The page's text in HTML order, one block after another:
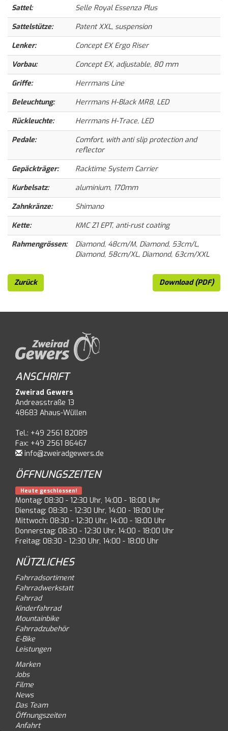
Sattel:
Selle Royal Essenza Plus
Sattelstütze:
Patent XXL, suspension
Lenker:
Concept EX Ergo Riser
Vorbau:
Concept EX, adjustable, 80 mm
Griffe:
Herrmans Line
Beleuchtung:
Herrmans H-Black MR8, LED
Rückleuchte:
Herrmans H-Trace, LED
Pedale:
Comfort, with anti slip protection and
reflector
Gepäckträger:
Racktime System Carrier
Kurbelsatz:
aluminium, 170mm
Zahnkränze:
Shimano
Kette:
KMC Z1 EPT, anti-rust coating
Rahmengrössen:
Diamond, 48cm/M, Diamond, 53cm/L,
Diamond, 58cm/XL, Diamond, 63cm/XXL
Zurück Download (PDF)
ANSCHRIFT
Zweirad Gewers
Andreasstraße 13
48683 Ahaus-Wüllen
Tel.: +49 2561 82089
Fax: +49 2561 86467
info@zweiradgewers.de
ÖFFNUNGSZEITEN
Heute geschlossen!
Montag: 08:30 - 12:30 Uhr, 14:00 - 18:00 Uhr
Dienstag: 08:30 - 12:30 Uhr, 14:00 - 18:00 Uhr
Mittwoch: 08:30 - 12:30 Uhr, 14:00 - 18:00 Uhr
Donnerstag: 08:30 - 12:30 Uhr, 14:00 - 18:00 Uhr
Freitag: 08:30 - 12:30 Uhr, 14:00 - 18:00 Uhr
NÜTZLICHES
Fahrradsortiment
Fahrradwerkstatt
Fahrrad
Kinderfahrrad
Mountainbike
Fahrradzubehör
E-Bike
Leistungen
Marken
Jobs
Filme
News
Das Team
Öffnungszeiten
Anfahrt